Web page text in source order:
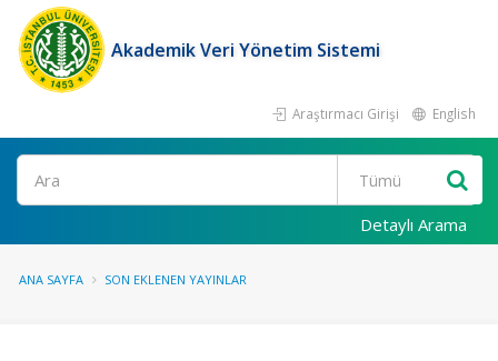
Akademik Veri Yönetim Sistemi
Araştırmacı Girişi English
Ara
Detaylı Arama
ANA SAYFA SON EKLENEN YAYINLAR